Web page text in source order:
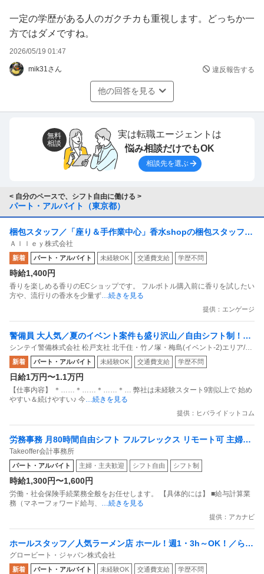
一定の学歴がある人のガクチカも重視します。どっちか一
方ではダメですね。
2026/05/19 01:47
mik31さん 違反報告する
他の回答を見る
無料
相談
実は転職エージェントは
悩み相談だけでもOK
相談先を選ぶ
< 自分のペースで、シフト自由に働ける >
パート・アルバイト（東京都）
梱包スタッフ／「座り＆手作業中心」香水shopの梱包スタッフ
副業OK 週1日からOK 1日1時間からOK
Ａｌｌｅｙ株式会社
新着 パート・アルバイト 未経験OK 交通費支給 学歴不問
時給1,400円
香りを楽しめる香りのECショップです。 フルボトル購入前に香りを試したい
方や、流行りの香水を少量ず…続きを見る
提供：エンゲージ
警備員 大人気／夏のイベント案件も盛り沢山／自由シフト制！週
払いもOK／毎週水曜日がお給料日最短翌日面接OK！応募後に届
くURLから面接日時を選んでね交通費全額支給なので遠方の方も
問題なし！未経験歓迎 ／ 警備スタッフ
シンテイ警備株式会社 松戸支社 北千住・竹ノ塚・梅島(イベント-2)エリア/A3
203200113
新着 パート・アルバイト 未経験OK 交通費支給 学歴不問
日給1万円〜1.1万円
【仕事内容】 ＊……＊……＊……＊… 弊社は未経験スタート9割以上で 始め
やすい＆続けやすい♪ 今…続きを見る
提供：ヒバライドットコム
労務事務 月80時間自由シフト フルフレックス リモート可 主婦活
躍中
Takeoffer会計事務所
パート・アルバイト 主婦・主夫歓迎 シフト自由 シフト制
時給1,300円〜1,600円
労働・社会保険手続業務全般をお任せします。 【具体的には】 ■給与計算業
務（マネーフォワード給与、 …続きを見る
提供：アカナビ
ホールスタッフ／人気ラーメン店 ホール！週1・3h～OK！／らあ
めん花月嵐 デックス東京ビーチ店
グロービート・ジャパン株式会社
新着 パート・アルバイト 未経験OK 交通費支給 学歴不問